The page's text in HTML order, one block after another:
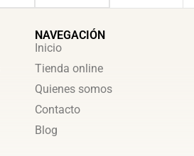
NAVEGACIÓN
Inicio
Tienda online
Quienes somos
Contacto
Blog